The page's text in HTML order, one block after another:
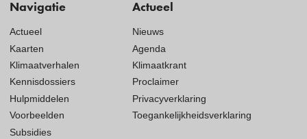
Navigatie
Actueel
Kaarten
Klimaatverhalen
Kennisdossiers
Hulpmiddelen
Voorbeelden
Subsidies
Actueel
Nieuws
Agenda
Klimaatkrant
Proclaimer
Privacyverklaring
Toegankelijkheidsverklaring